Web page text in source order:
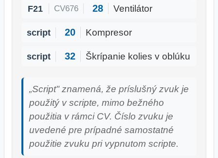
F21 CV676 28 Ventilátor
script 20 Kompresor
script 32 Škrípanie kolies v oblúku
„Script" znamená, že príslušný zvuk je
použitý v scripte, mimo bežného
použitia v rámci CV. Číslo zvuku je
uvedené pre prípadné samostatné
použitie zvuku pri vypnutom scripte.